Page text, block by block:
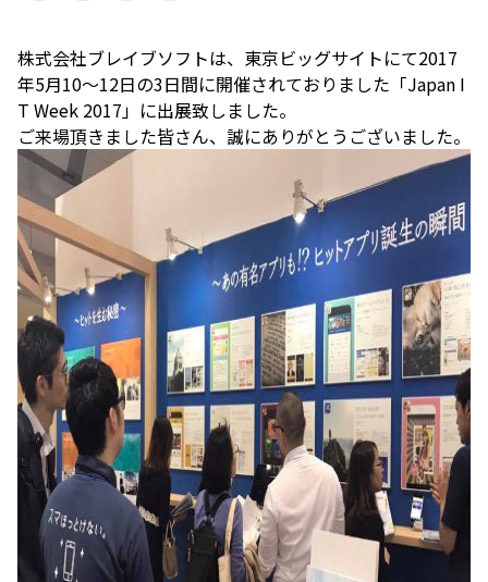
株式会社ブレイブソフトは、東京ビッグサイトにて2017
年5月10〜12日の3日間に開催されておりました「Japan I
T Week 2017」に出展致しました。
ご来場頂きました皆さん、誠にありがとうございました。